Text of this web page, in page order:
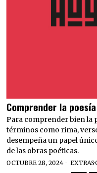
Comprender la poesía
Para comprender bien la
términos como rima,
desempeña un papel
de las obras poéticas.
OCTUBRE 28, 2024 EXTRAS·